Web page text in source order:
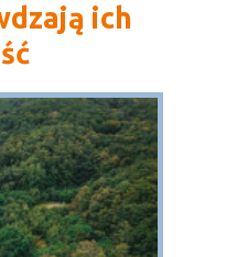
ich